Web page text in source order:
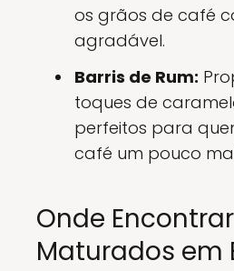
os grãos de café
agradável.
Barris de Rum:
toques de
perfeitos para
café um pouco
Onde
Maturados em